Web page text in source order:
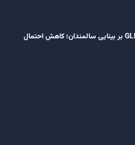
تاثیر داروهای لاغری GLP-1 بر بینایی سالمندان؛ کاهش احتمال